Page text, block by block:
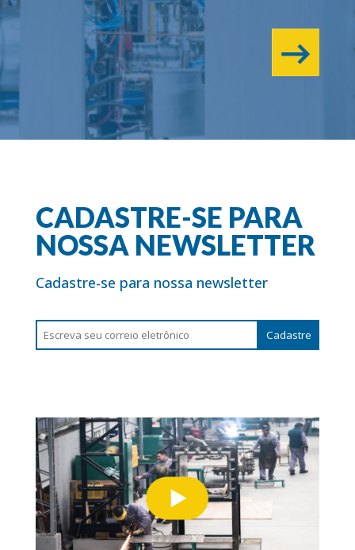
CADASTRE-SE PARA
NOSSA NEWSLETTER
Cadastre-se para nossa newsletter